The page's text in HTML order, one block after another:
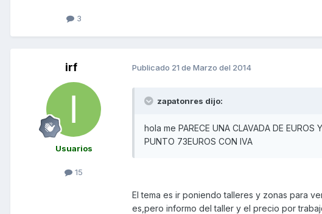
3
irf
Usuarios
15
Publicado 21 de Marzo del 2014
zapatonres dijo:
hola me PARECE UNA CLAVADA DE EUROS
PUNTO 73EUROS CON IVA
El tema es ir poniendo talleres y zonas para
es,pero informo del taller y el precio por